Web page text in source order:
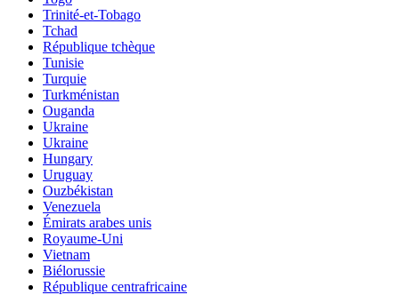
Trinité-et-Tobago
Tchad
République tchèque
Tunisie
Turquie
Turkménistan
Ouganda
Ukraine
Ukraine
Hungary
Uruguay
Ouzbékistan
Venezuela
Émirats arabes unis
Royaume-Uni
Vietnam
Biélorussie
République centrafricaine